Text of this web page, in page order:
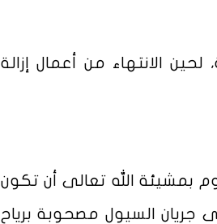
الانتهاء من أعمال إزالة
بمشيئة الله تعالى أن تكون
جريان السيول مصحوبة برياح